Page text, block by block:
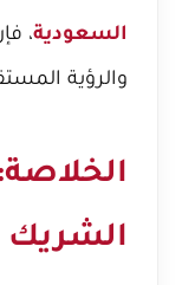
السعودية،
والرؤية
الشريك